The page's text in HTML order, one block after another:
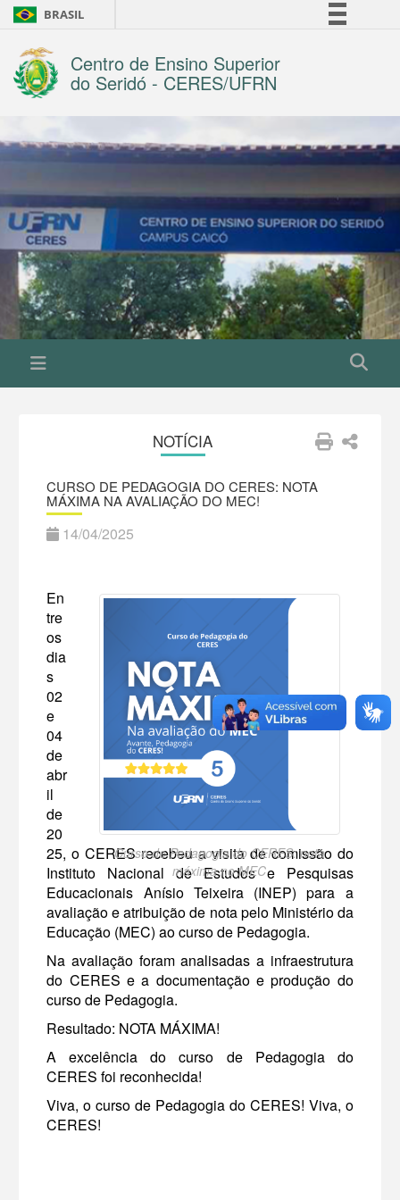
BRASIL
Comunica BR
Legislação
Centro de Ensino Superior
do Seridó - CERES/UFRN
NOTÍCIA
CURSO DE PEDAGOGIA DO CERES: NOTA
MÁXIMA NA AVALIAÇÃO DO MEC!
14/04/2025
Curso de Pedagogia do CERES: nota
máxima no MEC
En
tre
os
dia
s
02
e
04
de
abr
il
de
20
25, o CERES recebeu a visita de comissão do
Instituto Nacional de Estudos e Pesquisas
Educacionais Anísio Teixeira (INEP) para a
avaliação e atribuição de nota pelo Ministério da
Educação (MEC) ao curso de Pedagogia.
Na avaliação foram analisadas a infraestrutura
do CERES e a documentação e produção do
curso de Pedagogia.
Resultado: NOTA MÁXIMA!
A excelência do curso de Pedagogia do
CERES foi reconhecida!
Viva, o curso de Pedagogia do CERES! Viva, o
CERES!